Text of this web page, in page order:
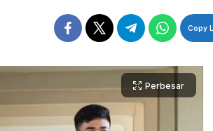
Copy
Perbesar